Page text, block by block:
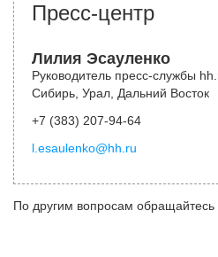
Пресс-центр
Лилия Эсауленко
Руководитель пресс-службы
Сибирь, Урал, Дальний Восток
+7 (383) 207-94-64
l.esaulenko@hh.ru
По другим вопросам обращайтесь